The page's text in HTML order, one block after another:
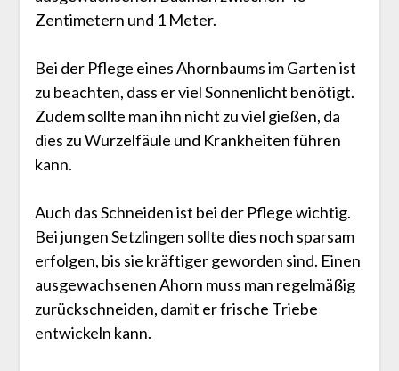
Zentimetern und 1 Meter.
Bei der Pflege eines Ahornbaums im Garten ist
zu beachten, dass er viel Sonnenlicht benötigt.
Zudem sollte man ihn nicht zu viel gießen, da
dies zu Wurzelfäule und Krankheiten führen
kann.
Auch das Schneiden ist bei der Pflege wichtig.
Bei jungen Setzlingen sollte dies noch sparsam
erfolgen, bis sie kräftiger geworden sind. Einen
ausgewachsenen Ahorn muss man regelmäßig
zurückschneiden, damit er frische Triebe
entwickeln kann.